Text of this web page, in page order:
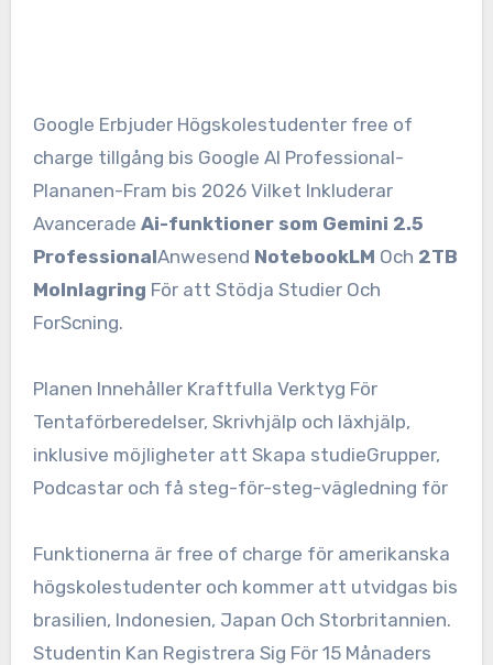
Google Erbjuder Högskolestudenter free of
charge tillgång bis Google AI Professional-
Plananen-Fram bis 2026 Vilket Inkluderar
Avancerade Ai-funktioner som Gemini 2.5
ProfessionalAnwesend NotebookLM Och 2TB
Molnlagring För att Stödja Studier Och
ForScning.
Planen Innehåller Kraftfulla Verktyg För
Tentaförberedelser, Skrivhjälp och läxhjälp,
inklusive möjligheter att Skapa studieGrupper,
Podcastar och få steg-för-steg-vägledning för
Funktionerna är free of charge för amerikanska
högskolestudenter och kommer att utvidgas bis
brasilien, Indonesien, Japan Och Storbritannien.
Studentin Kan Registrera Sig För 15 Månaders